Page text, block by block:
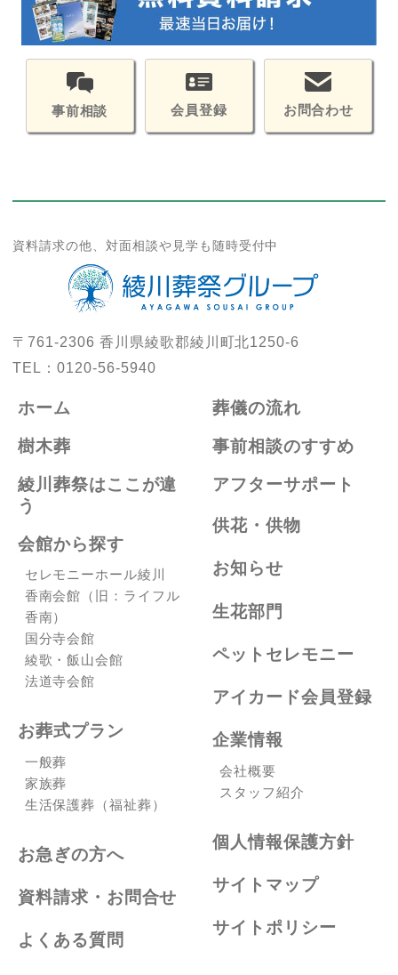
事前相談 会員登録 お問合わせ
資料請求の他、対面相談や見学も随時受付中
〒761-2306 香川県綾歌郡綾川町北1250-6
TEL：0120-56-5940
ホーム
樹木葬
綾川葬祭はここが違
う
会館から探す
セレモニーホール綾川
香南会館（旧：ライフル
香南）
国分寺会館
綾歌・飯山会館
法道寺会館
お葬式プラン
一般葬
家族葬
生活保護葬（福祉葬）
お急ぎの方へ
資料請求・お問合せ
よくある質問
葬儀の流れ
事前相談のすすめ
アフターサポート
供花・供物
お知らせ
生花部門
ペットセレモニー
アイカード会員登録
企業情報
会社概要
スタッフ紹介
個人情報保護方針
サイトマップ
サイトポリシー